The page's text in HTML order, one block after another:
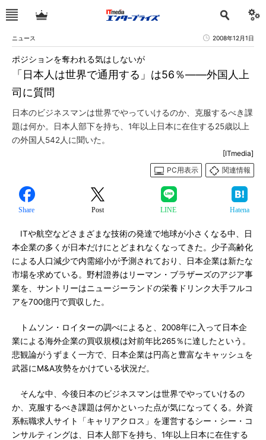
ニュース 2008年12月1日
「日本人は世界で通用する」は56％――外国人上
司に質問
ポジションを奪われる気はしないが
日本のビジネスマンは世界でやっていけるのか、克服するべき課
題は何か。日本人部下を持ち、1年以上日本に在住する25歳以上
の外国人542人に聞いた。
[ITmedia]
PC用表示
関連情報
Share Post LINE Hatena
ITや航空などさまざまな技術の発達で地球が小さくなる中、日
本企業の多くが日本だけにとどまれなくなってきた。少子高齢化
による人口減少で内需縮小が予測されており、日本企業は新たな
市場を求めている。野村證券はリーマン・ブラザーズのアジア事
業を、サントリーはニュージーランドの栄養ドリンク大手フルコ
アを700億円で買収した。
トムソン・ロイターの調べによると、2008年に入って日本企
業による海外企業の買収規模は対前年比265％に達したという。
悲観論がうずまく一方で、日本企業は円高と豊富なキャッシュを
武器にM&A攻勢をかけている状況だ。
そんな中、今後日本のビジネスマンは世界でやっていけるの
か、克服するべき課題は何かといった点が気になってくる。外資
系転職求人サイト「キャリアクロス」を運営するシー・シー・コ
ンサルティングは、日本人部下を持ち、1年以上日本に在住する